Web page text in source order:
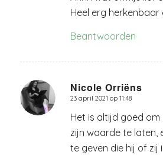
Heel erg
Beantwoorden
Nicole Orriëns
zegt:
23 april 2021 op 11:48
Het is altijd goed om
zijn waarde te laten,
te geven die hij of zij